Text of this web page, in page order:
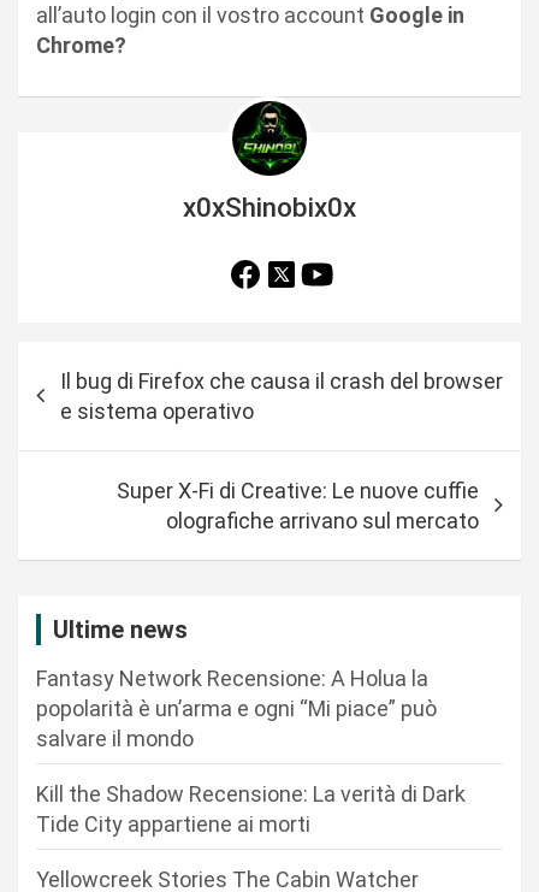
all’auto login con il vostro account Google in
Chrome?
x0xShinobix0x
a
Il bug di Firefox che causa il crash del browser
e sistema operativo
Super X-Fi di Creative: Le nuove cuffie
olografiche arrivano sul mercato
Ultime news
Fantasy Network Recensione: A Holua la
popolarità è un’arma e ogni “Mi piace” può
salvare il mondo
Kill the Shadow Recensione: La verità di Dark
Tide City appartiene ai morti
Yellowcreek Stories The Cabin Watcher